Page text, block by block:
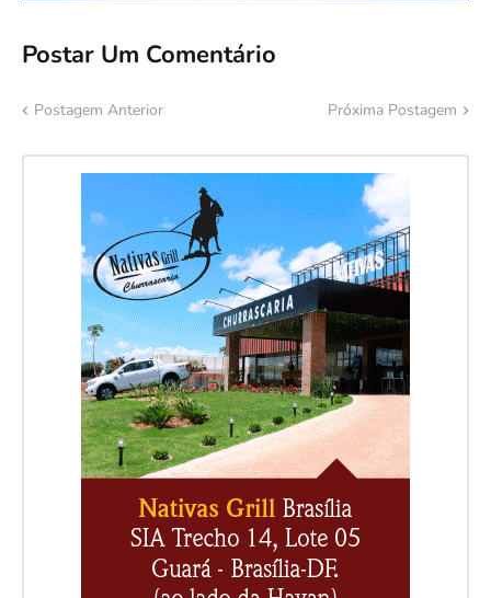
Postar Um Comentário
Postagem Anterior Próxima Postagem